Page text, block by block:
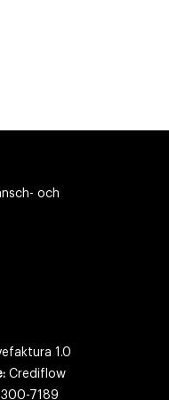
och
1.0
Crediflow
7189